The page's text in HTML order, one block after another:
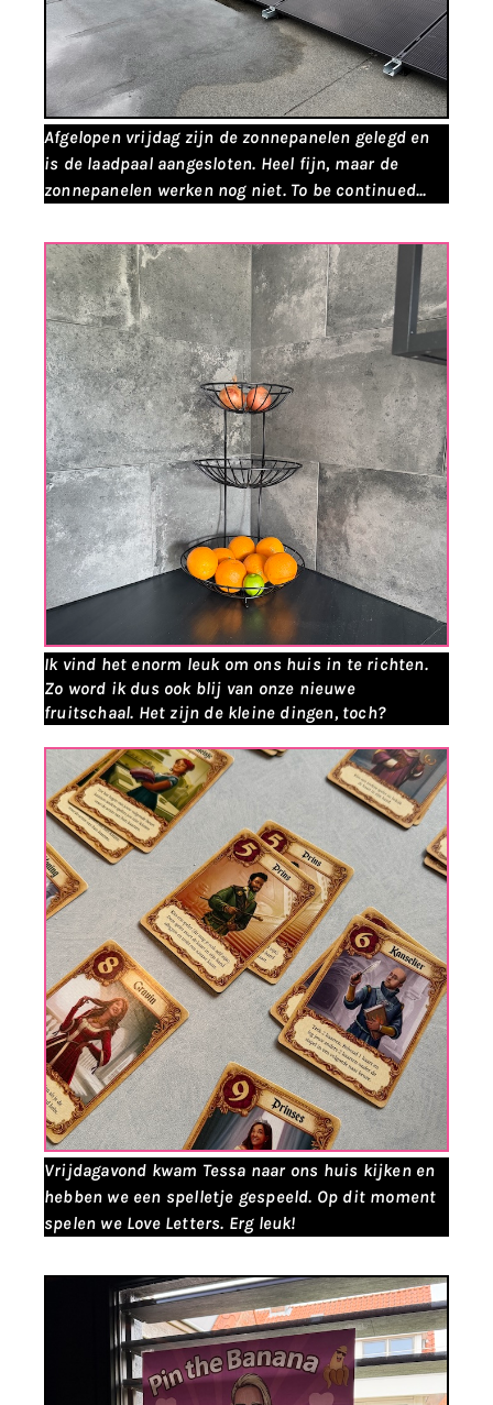
Afgelopen vrijdag zijn de zonnepanelen gelegd en
is de laadpaal aangesloten. Heel fijn, maar de
zonnepanelen werken nog niet. To be continued...
Ik vind het enorm leuk om ons huis in te richten.
Zo word ik dus ook blij van onze nieuwe
fruitschaal. Het zijn de kleine dingen, toch?
Vrijdagavond kwam Tessa naar ons huis kijken en
hebben we een spelletje gespeeld. Op dit moment
spelen we Love Letters. Erg leuk!